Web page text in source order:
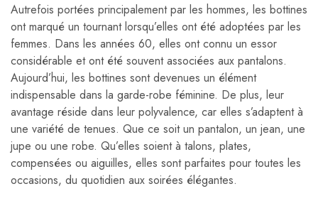
Autrefois portées principalement par les hommes, les bottines
ont marqué un tournant lorsqu’elles ont été adoptées par les
femmes. Dans les années 60, elles ont connu un essor
considérable et ont été souvent associées aux pantalons.
Aujourd’hui, les bottines sont devenues un élément
indispensable dans la garde-robe féminine. De plus, leur
avantage réside dans leur polyvalence, car elles s’adaptent à
une variété de tenues. Que ce soit un pantalon, un jean, une
jupe ou une robe. Qu’elles soient à talons, plates,
compensées ou aiguilles, elles sont parfaites pour toutes les
occasions, du quotidien aux soirées élégantes.